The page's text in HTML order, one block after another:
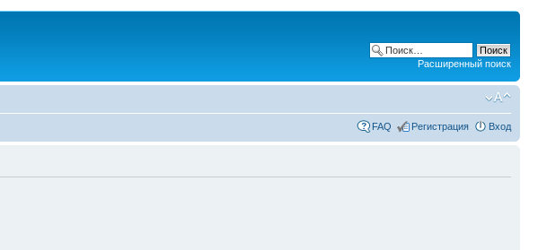
Расширенный поиск
FAQ Регистрация Вход